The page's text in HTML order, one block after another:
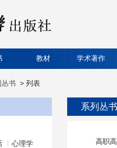
教材 学术著作
丛书 > 列表
心理学
系列丛书
高职